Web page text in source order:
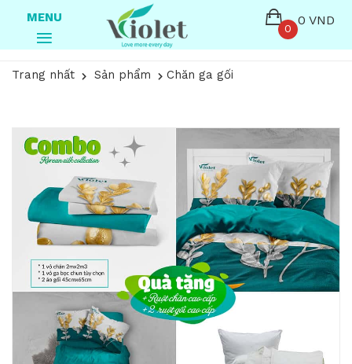
MENU
0
0 VND
Trang nhất Sản phẩm Chăn ga gối